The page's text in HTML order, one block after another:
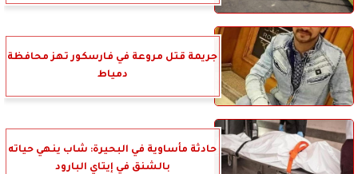
جريمة قتل مروعة في فارسكور تهز محافظة
دمياط
حادثة مأساوية في البحيرة: شاب ينهي حياته
بالشنق في إيتاي البارود